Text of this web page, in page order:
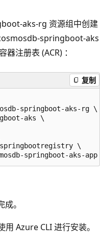
aks-rg 资源组中创建
springboot-aks
器注册表 (ACR) ：
复制
springboot-aks-rg \
aks \
\
。
用 Azure CLI 进行安装。